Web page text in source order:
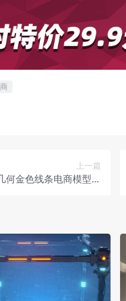
上一篇
何金色线条电商模型工